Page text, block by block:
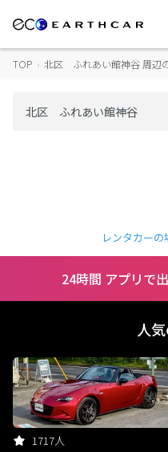
TOP › 北区 ふれあい館神谷 周辺
レンタカー
24時間 アプリで
人
1717人